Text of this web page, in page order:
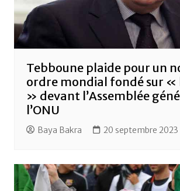
Tebboune plaide pour un
ordre mondial fondé sur «
» devant l’Assemblée
l’ONU
Baya Bakra 20 septembre 2023